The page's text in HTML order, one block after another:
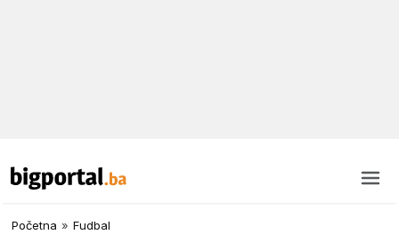
Početna » Fudbal